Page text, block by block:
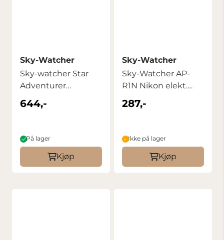
Sky-Watcher
Sky-watcher Star
Adventurer
motvekt
644,-
På lager
Kjøp
Sky-Watcher
Sky-Watcher AP-
R1N Nikon elekt.
selvutløser
287,-
Ikke på lager
Kjøp